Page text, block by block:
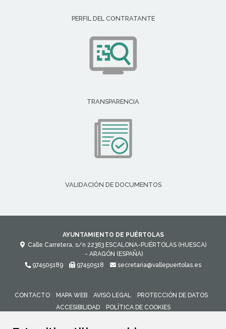
PERFIL DEL CONTRATANTE
TRANSPARENCIA
VALIDACIÓN DE DOCUMENTOS
AYUNTAMIENTO DE PUÉRTOLAS
Calle Carretera, s/n 22363 ESCALONA-PUÉRTOLAS (HUESCA)
- ARAGÓN (ESPAÑA)
974505189
97450518 secretaria@vallepuertolas.es
CONTACTO MAPA WEB AVISO LEGAL
PROTECCIÓN DE DATOS
ACCESIBILIDAD
POLÍTICA DE COOKIES